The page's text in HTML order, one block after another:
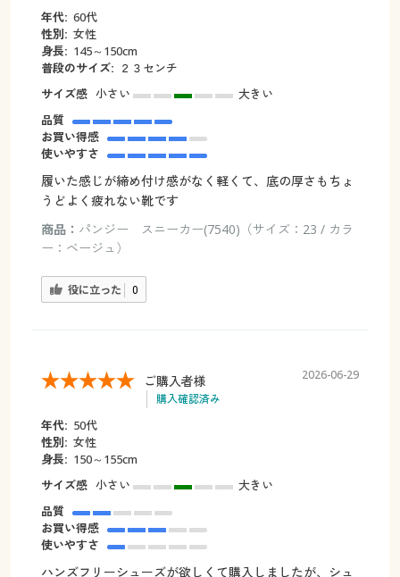
年代: 60代
性別: 女性
身長: 145～150cm
普段のサイズ: ２３センチ
サイズ感 小さい
大きい
品質
お買い得感
使いやすさ
履いた感じが締め付け感がなく軽くて、底の厚さもちょ
うどよく疲れない靴です
商品： パンジー スニーカー(7540)（サイズ：23 / カラ
ー：ベージュ）
役に立った 0
ご購入者様
購入確認済み
2026-06-29
年代: 50代
性別: 女性
身長: 150～155cm
サイズ感 小さい
大きい
品質
お買い得感
使いやすさ
ハンズフリーシューズが欲しくて購入しましたが、シュ